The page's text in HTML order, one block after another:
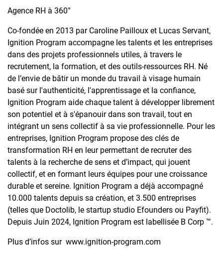
Agence RH à 360°
Co-fondée en 2013 par Caroline Pailloux et Lucas Servant,
Ignition Program accompagne les talents et les entreprises
dans des projets professionnels utiles, à travers le
recrutement, la formation, et des outils-ressources RH. Né
de l’envie de bâtir un monde du travail à visage humain
basé sur l'authenticité, l'apprentissage et la confiance,
Ignition Program aide chaque talent à développer librement
son potentiel et à s'épanouir dans son travail, tout en
intégrant un sens collectif à sa vie professionnelle. Pour les
entreprises, Ignition Program propose des clés de
transformation RH en leur permettant de recruter des
talents à la recherche de sens et d’impact, qui jouent
collectif, et en formant leurs équipes pour une croissance
durable et sereine. Ignition Program a déjà accompagné
10.000 talents depuis sa création, et 3.500 entreprises
(telles que Doctolib, le startup studio Efounders ou Payfit).
Depuis Juin 2024, Ignition Program est labellisée B Corp ™.
Plus d’infos sur www.ignition-program.com